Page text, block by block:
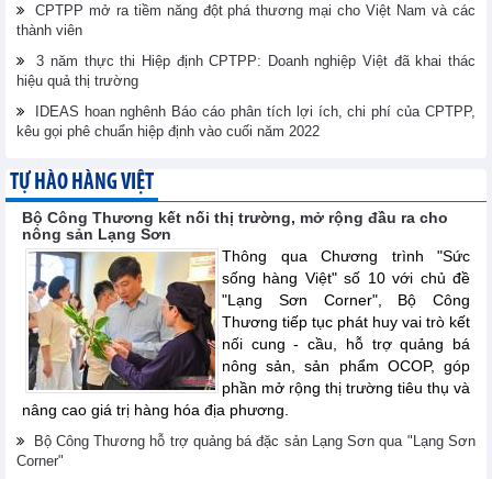
CPTPP mở ra tiềm năng đột phá thương mại cho Việt Nam và các
thành viên
3 năm thực thi Hiệp định CPTPP: Doanh nghiệp Việt đã khai thác
hiệu quả thị trường
IDEAS hoan nghênh Báo cáo phân tích lợi ích, chi phí của CPTPP,
kêu gọi phê chuẩn hiệp định vào cuối năm 2022
TỰ HÀO HÀNG VIỆT
Bộ Công Thương kết nối thị trường, mở rộng đầu ra cho
nông sản Lạng Sơn
Thông qua Chương trình "Sức
sống hàng Việt" số 10 với chủ đề
"Lạng Sơn Corner", Bộ Công
Thương tiếp tục phát huy vai trò kết
nối cung - cầu, hỗ trợ quảng bá
nông sản, sản phẩm OCOP, góp
phần mở rộng thị trường tiêu thụ và
nâng cao giá trị hàng hóa địa phương.
Bộ Công Thương hỗ trợ quảng bá đặc sản Lạng Sơn qua "Lạng Sơn
Corner"